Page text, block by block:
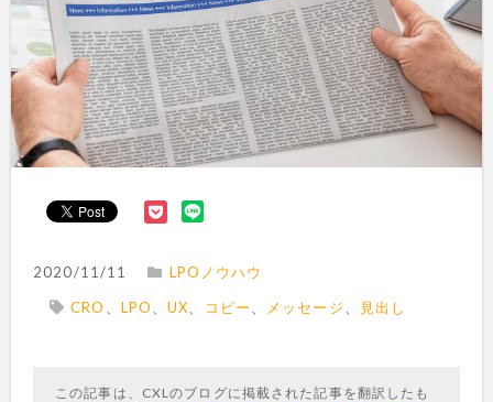
2020/11/11
LPOノウハウ
CRO
LPO 、UX コピー メッセージ 見出し
この記事は、CXLのブログに掲載された記事を翻訳したも